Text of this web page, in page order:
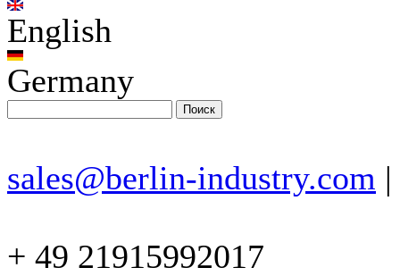
English
Germany
sales@berlin-industry.com |
+ 49 21915992017